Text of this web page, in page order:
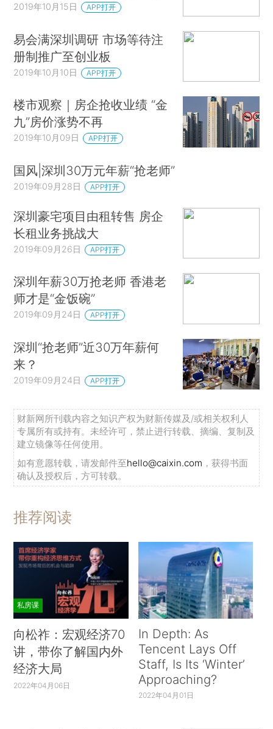
2019年10月15日 APP打开
易会满深圳调研 市场等待注
册制推广至创业板
2019年10月10日 APP打开
楼市观察｜房企抢收业绩 “金
九”房价涨势不再
2019年10月09日 APP打开
国风|深圳30万元年薪“抢老师”
2019年09月28日 APP打开
深圳豪宅项目由租转售 房企
长租业务挑战大
2019年09月26日 APP打开
深圳年薪30万抢老师 香港老
师才是“金饭碗”
2019年09月24日 APP打开
深圳“抢老师”近30万年薪何
来？
2019年09月24日 APP打开
财新网所刊载内容之知识产权为财新传媒及/或相关权利人
专属所有或持有。未经许可，禁止进行转载、摘编、复制及
建立镜像等任何使用。
如有意愿转载，请发邮件至hello@caixin.com ，获得书面
确认及授权后，方可转载。
推荐阅读
私房课
向松祚：宏观经济70
讲，带你了解国内外
经济大局
2022年04月06日
In Depth: As
Tencent Lays Off
Staff, Is Its ‘Winter’
Approaching?
2022年04月01日